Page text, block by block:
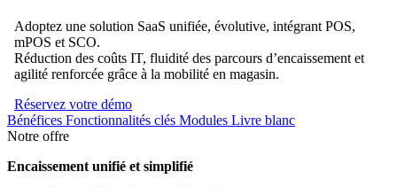
Adoptez une solution SaaS unifiée, évolutive, intégrant POS,
mPOS et SCO.
Réduction des coûts IT, fluidité des parcours d’encaissement et
agilité renforcée grâce à la mobilité en magasin.
Réservez votre démo
Bénéfices Fonctionnalités clés Modules Livre blanc
Notre offre
Encaissement unifié et simplifié